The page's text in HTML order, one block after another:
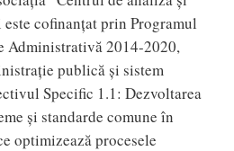
cofinanțat prin Programul
Administrativă 2014-2020,
publică şi sistem
Specific 1.1: Dezvoltarea
și standarde comune în
optimizează procesele